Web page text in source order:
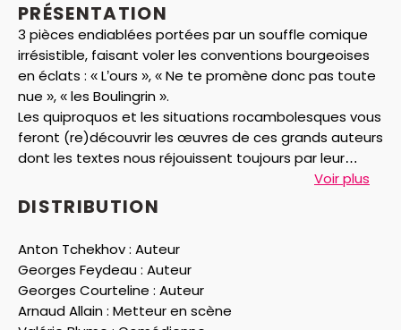
PRÉSENTATION
3 pièces endiablées portées par un souffle comique
irrésistible, faisant voler les conventions bourgeoises
en éclats : « L’ours », « Ne te promène donc pas toute
nue », « les Boulingrin ».
Les quiproquos et les situations rocambolesques vous
feront (re)découvrir les œuvres de ces grands auteurs
dont les textes nous réjouissent toujours par leur
actualité, leur impertinence, leur rythme, et leur folie.
Un concentré de génie qui se livre en 3 rounds. Tout
dont la monotonie de la vie va être bousculée par
l’explosif Smirnov, s’enchaine la dispute ébouriffante
entre Ventroux et sa femme Clarisse qui s’obstine à
aller et venir en tenue légère et le tout se conclue
dans une guerre à déflagration que se livrent les
Voir plus
DISTRIBUTION
Anton Tchekhov : Auteur
Georges Feydeau : Auteur
Georges Courteline : Auteur
Arnaud Allain : Metteur en scène